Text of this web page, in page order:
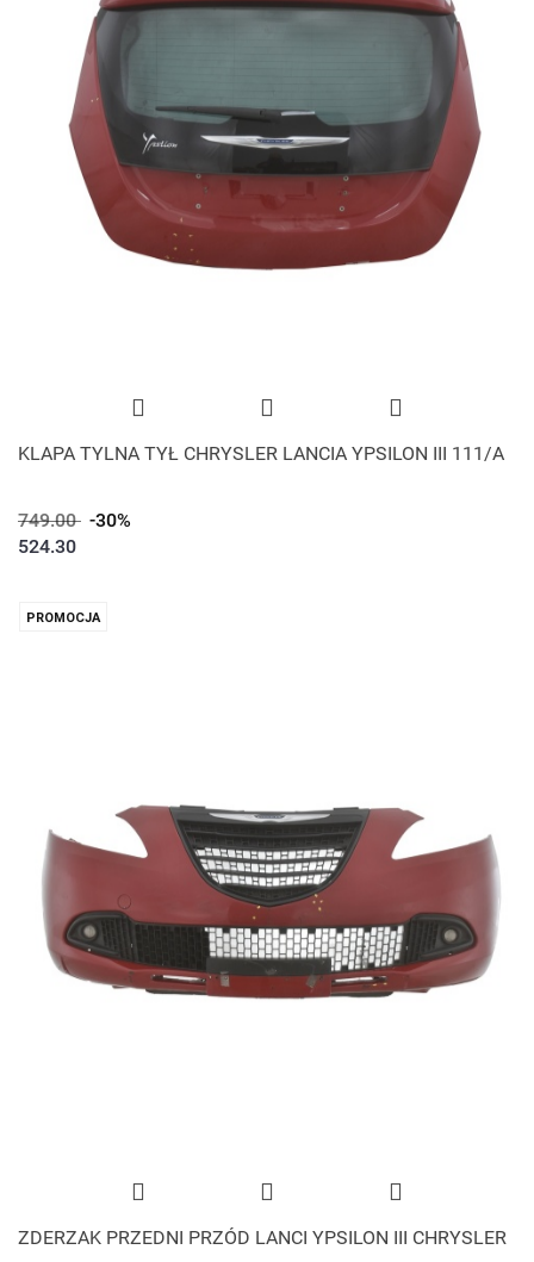
KLAPA TYLNA TYŁ CHRYSLER LANCIA YPSILON III 111/A
749.00 -30%
524.30
PROMOCJA
ZDERZAK PRZEDNI PRZÓD LANCI YPSILON III CHRYSLER